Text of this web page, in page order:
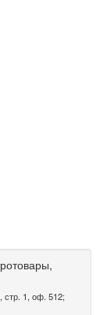
стр. 1, оф. 512;